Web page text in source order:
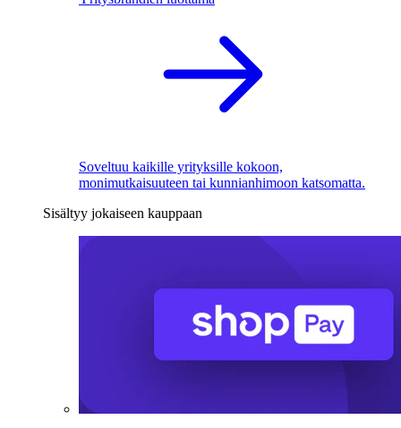
Soveltuu kaikille yrityksille kokoon,
monimutkaisuuteen tai kunnianhimoon katsomatta.
Sisältyy jokaiseen kauppaan